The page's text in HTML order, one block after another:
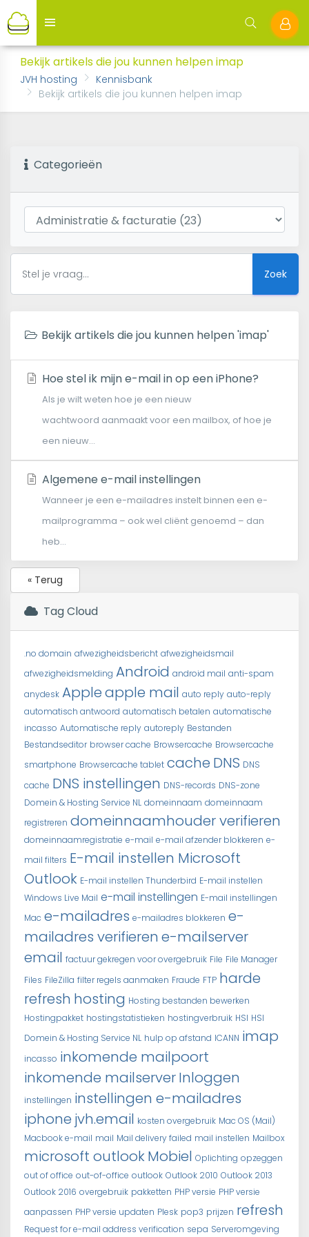
Bekijk artikels die jou kunnen helpen imap
JVH hosting
Kennisbank
Bekijk artikels die jou kunnen helpen imap
Categorieën
Zoek
Bekijk artikels die jou kunnen helpen 'imap'
Hoe stel ik mijn e-mail in op een iPhone?
Als je wilt weten hoe je een nieuw
wachtwoord aanmaakt voor een mailbox, of hoe je
een nieuw...
Algemene e-mail instellingen
Wanneer je een e-mailadres instelt binnen een e-
mailprogramma – ook wel cliënt genoemd – dan
heb...
« Terug
Tag Cloud
.no domain afwezigheidsbericht afwezigheidsmail
afwezigheidsmelding Android android mail anti-spam
anydesk Appleapple mail auto reply auto-reply
automatisch antwoord automatisch betalen automatische
incasso Automatische reply autoreply Bestanden
Bestandseditor browser cache Browsercache Browsercache
smartphone Browsercache tablet cache DNS DNS
cache DNS instellingen DNS-records DNS-zone
Domein & Hosting Service NL domeinnaam domeinnaam
registreren domeinnaamhouder verifieren
domeinnaamregistratie e-mail e-mail afzender blokkeren e-
mail filters E-mail instellen Microsoft
Outlook E-mail instellen Thunderbird E-mail instellen
Windows Live Mail e-mail instellingen E-mail instellingen
Mac e-mailadres e-mailadres blokkeren e-
mailadres verifieren e-mailserver
email factuur gekregen voor overgebruik File File Manager
Files FileZilla filter regels aanmaken Fraude FTP harde
refresh hosting Hosting bestanden bewerken
Hostingpakket hostingstatistieken hostingverbruik HSI HSI
Domein & Hosting Service NL hulp op afstand ICANN imap
incasso inkomende mailpoort
inkomende mailserverInloggen
instellingen instellingen e-mailadres
iphone jvh.email kosten overgebruik Mac OS (Mail)
Macbook e-mail mail Mail delivery failed mail instellen Mailbox
microsoft outlookMobiel Oplichting opzeggen
out of office out-of-office outlook Outlook 2010 Outlook 2013
Outlook 2016 overgebruik pakketten PHP versie PHP versie
aanpassen PHP versie updaten Plesk pop3 prijzen refresh
Request for e-mail address verification sepa Serveromgeving